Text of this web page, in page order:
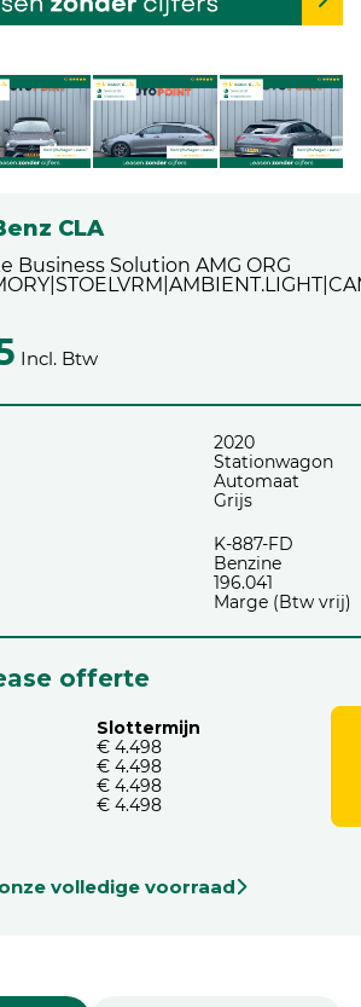
CLA
Business Solution AMG ORG
Incl. Btw
2020
Stationwagon
Automaat
Grijs
K-887-FD
Benzine
196.041
Marge (Btw vrij)
offerte
Slottermijn
€ 4.498
€ 4.498
€ 4.498
€ 4.498
volledige voorraad